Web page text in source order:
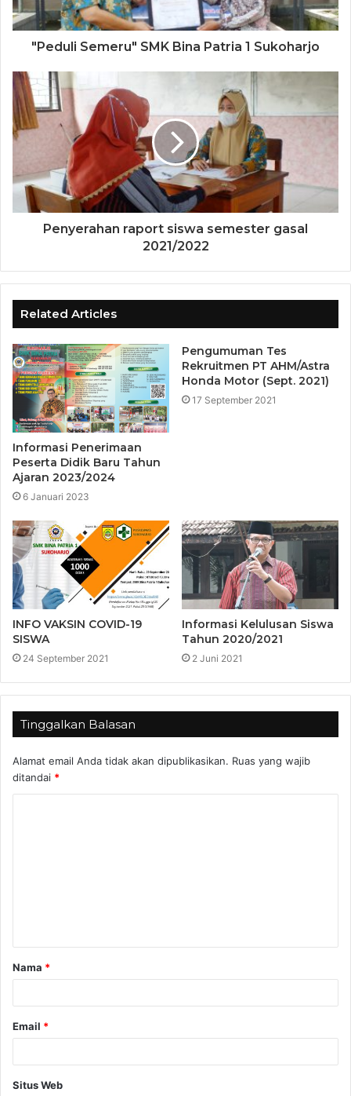
"Peduli Semeru" SMK Bina Patria 1 Sukoharjo
Penyerahan raport siswa semester gasal
2021/2022
Related Articles
Informasi Penerimaan
Peserta Didik Baru Tahun
Ajaran 2023/2024
6 Januari 2023
Pengumuman Tes
Rekruitmen PT AHM/Astra
Honda Motor (Sept. 2021)
17 September 2021
INFO VAKSIN COVID-19
SISWA
24 September 2021
Informasi Kelulusan Siswa
Tahun 2020/2021
2 Juni 2021
Tinggalkan Balasan
Alamat email Anda tidak akan dipublikasikan. Ruas yang wajib
ditandai *
a
r
Nama *
Email *
Situs Web